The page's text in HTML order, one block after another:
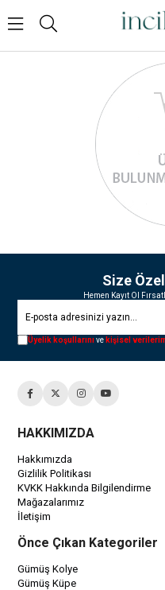
Size
Hemen Kayıt Ol
Üyelik koşullarınıve kişisel
HAKKIMIZDA
Hakkımızda
Gizlilik Politikası
KVKK Hakkında Bilgilendirme
Mağazalarımız
İletişim
Önce Çıkan Kategoriler
Gümüş Kolye
Gümüş Küpe